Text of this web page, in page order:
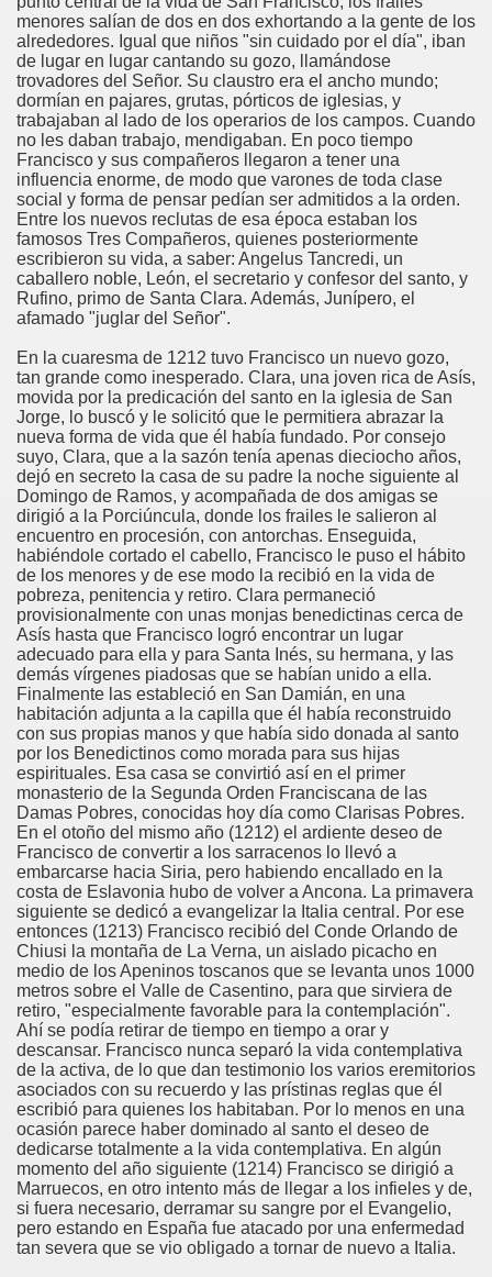
menores salían de dos en dos exhortando a la gente de los
alrededores. Igual que niños "sin cuidado por el día", iban
de lugar en lugar cantando su gozo, llamándose
trovadores del Señor. Su claustro era el ancho mundo;
dormían en pajares, grutas, pórticos de iglesias, y
trabajaban al lado de los operarios de los campos. Cuando
no les daban trabajo, mendigaban. En poco tiempo
Francisco y sus compañeros llegaron a tener una
influencia enorme, de modo que varones de toda clase
social y forma de pensar pedían ser admitidos a la orden.
Entre los nuevos reclutas de esa época estaban los
famosos Tres Compañeros, quienes posteriormente
escribieron su vida, a saber: Angelus Tancredi, un
caballero noble, León, el secretario y confesor del santo, y
Rufino, primo de Santa Clara. Además, Junípero, el
afamado "juglar del Señor".
En la cuaresma de 1212 tuvo Francisco un nuevo gozo,
tan grande como inesperado. Clara, una joven rica de Asís,
movida por la predicación del santo en la iglesia de San
Jorge, lo buscó y le solicitó que le permitiera abrazar la
nueva forma de vida que él había fundado. Por consejo
suyo, Clara, que a la sazón tenía apenas dieciocho años,
dejó en secreto la casa de su padre la noche siguiente al
Domingo de Ramos, y acompañada de dos amigas se
dirigió a la Porciúncula, donde los frailes le salieron al
encuentro en procesión, con antorchas. Enseguida,
habiéndole cortado el cabello, Francisco le puso el hábito
de los menores y de ese modo la recibió en la vida de
pobreza, penitencia y retiro. Clara permaneció
provisionalmente con unas monjas benedictinas cerca de
Asís hasta que Francisco logró encontrar un lugar
adecuado para ella y para Santa Inés, su hermana, y las
demás vírgenes piadosas que se habían unido a ella.
Finalmente las estableció en San Damián, en una
habitación adjunta a la capilla que él había reconstruido
con sus propias manos y que había sido donada al santo
por los Benedictinos como morada para sus hijas
espirituales. Esa casa se convirtió así en el primer
monasterio de la Segunda Orden Franciscana de las
Damas Pobres, conocidas hoy día como Clarisas Pobres.
En el otoño del mismo año (1212) el ardiente deseo de
Francisco de convertir a los sarracenos lo llevó a
embarcarse hacia Siria, pero habiendo encallado en la
costa de Eslavonia hubo de volver a Ancona. La primavera
siguiente se dedicó a evangelizar la Italia central. Por ese
entonces (1213) Francisco recibió del Conde Orlando de
Chiusi la montaña de La Verna, un aislado picacho en
medio de los Apeninos toscanos que se levanta unos 1000
metros sobre el Valle de Casentino, para que sirviera de
retiro, "especialmente favorable para la contemplación".
Ahí se podía retirar de tiempo en tiempo a orar y
descansar. Francisco nunca separó la vida contemplativa
de la activa, de lo que dan testimonio los varios eremitorios
asociados con su recuerdo y las prístinas reglas que él
escribió para quienes los habitaban. Por lo menos en una
ocasión parece haber dominado al santo el deseo de
dedicarse totalmente a la vida contemplativa. En algún
momento del año siguiente (1214) Francisco se dirigió a
Marruecos, en otro intento más de llegar a los infieles y de,
si fuera necesario, derramar su sangre por el Evangelio,
pero estando en España fue atacado por una enfermedad
tan severa que se vio obligado a tornar de nuevo a Italia.